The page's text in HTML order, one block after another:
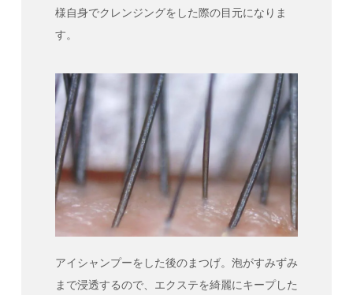
様自身でクレンジングをした際の目元になりま
す。
アイシャンプーをした後のまつげ。泡がすみずみ
まで浸透するので、エクステを綺麗にキープした